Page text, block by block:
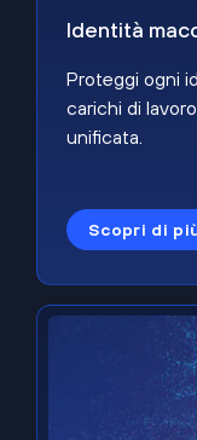
Identità
Proteggi ogni
carichi di
unificata.
Scopri di